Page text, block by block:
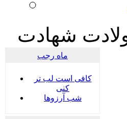
شهادت
ماه رجب
کافی است لب تر
کنی
شب آرزوها